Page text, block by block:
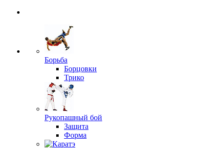
Борьба
Борцовки
Трико
Рукопашный бой
Защита
Форма